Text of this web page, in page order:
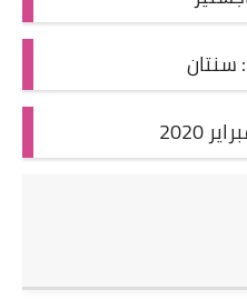
سنتان